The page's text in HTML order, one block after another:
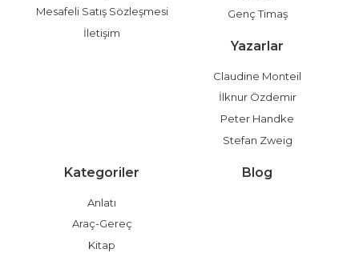
Mesafeli Satış Sözleşmesi
İletişim
Genç Timaş
Yazarlar
Claudine Monteil
İlknur Özdemir
Peter Handke
Stefan Zweig
Kategoriler
Anlatı
Araç-Gereç
Kitap
Blog